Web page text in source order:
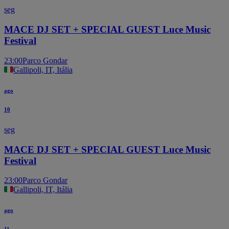
seg
MACE DJ SET + SPECIAL GUEST Luce Music
Festival
23:00Parco Gondar
Gallipoli, IT, Itália
ago
10
seg
MACE DJ SET + SPECIAL GUEST Luce Music
Festival
23:00Parco Gondar
Gallipoli, IT, Itália
ago